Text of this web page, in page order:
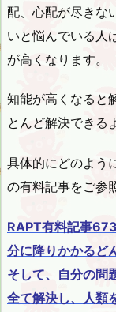
配、心配が尽きな
いと悩んでいる人
が高くなります。
知能が高くなると
とんど解決できる
具体的にどのよう
の有料記事をご参
RAPT有料記事
分に降りかかるど
そして、自分の問
全て解決し、人類